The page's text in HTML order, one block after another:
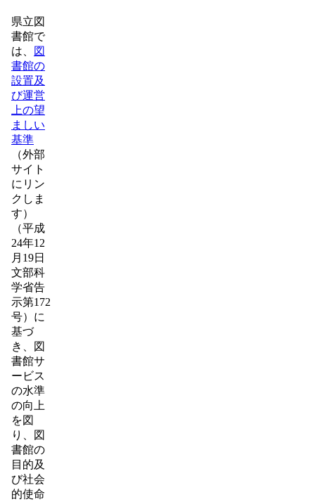
県立図
書館で
は、
図
書館の
設置及
び運営
上の望
ましい
基準
（外部
サイト
にリン
クしま
す）
（平成
24年12
月19日
文部科
学省告
示第172
号）に
基づ
き、図
書館サ
ービス
の水準
の向上
を図
り、図
書館の
目的及
び社会
的使命